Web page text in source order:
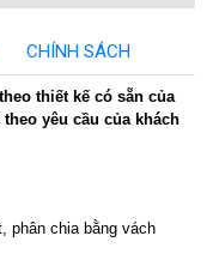
CHÍNH SÁCH
thiết kế có sẵn của
yêu cầu của khách
phân chia bằng vách